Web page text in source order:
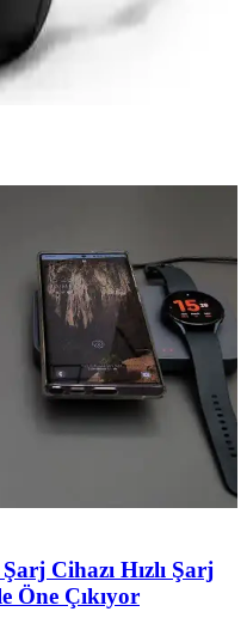
kumaş, USB şarj portu ve
pratik ve şık bir omuz
Cihazı Hızlı Şarj
Öne Çıkıyor